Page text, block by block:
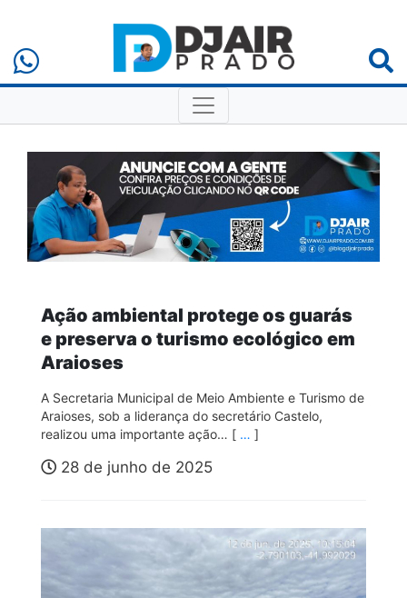
Ação ambiental protege os guarás
e preserva o turismo ecológico em
Araioses
A Secretaria Municipal de Meio Ambiente e Turismo de
Araioses, sob a liderança do secretário Castelo,
realizou uma importante ação… [ … ]
28 de junho de 2025